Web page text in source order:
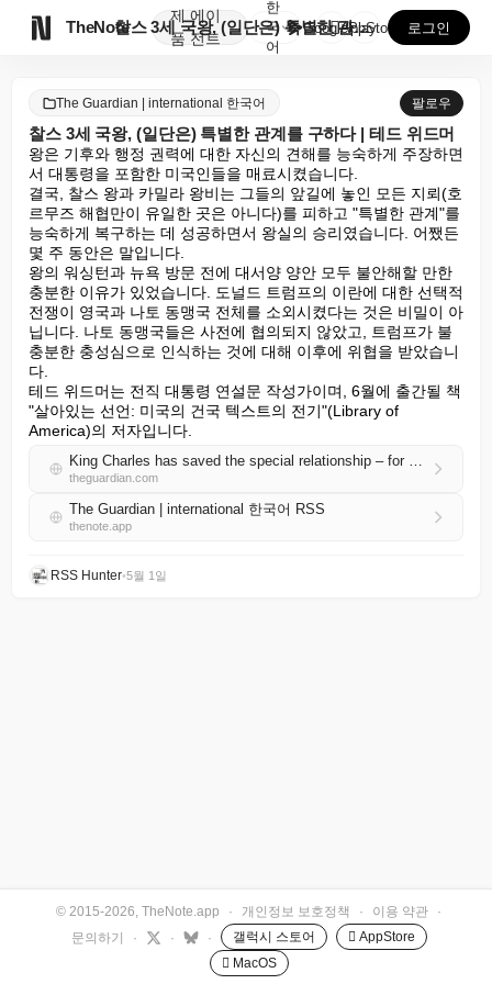
TheNote
제
품
에이
전트
찰스 3세 국왕, (일단은) 특별한 관계를 구하다 | ...
한
국
어
GooglePlay
AppStore 로그인
The Guardian | international 한국어 팔로우
찰스 3세 국왕, (일단은) 특별한 관계를 구하다 | 테드 위드머
왕은 기후와 행정 권력에 대한 자신의 견해를 능숙하게 주장하면
서 대통령을 포함한 미국인들을 매료시켰습니다.
결국, 찰스 왕과 카밀라 왕비는 그들의 앞길에 놓인 모든 지뢰(호
르무즈 해협만이 유일한 곳은 아니다)를 피하고 "특별한 관계"를
능숙하게 복구하는 데 성공하면서 왕실의 승리였습니다. 어쨌든
몇 주 동안은 말입니다.
왕의 워싱턴과 뉴욕 방문 전에 대서양 양안 모두 불안해할 만한
충분한 이유가 있었습니다. 도널드 트럼프의 이란에 대한 선택적
전쟁이 영국과 나토 동맹국 전체를 소외시켰다는 것은 비밀이 아
닙니다. 나토 동맹국들은 사전에 협의되지 않았고, 트럼프가 불
충분한 충성심으로 인식하는 것에 대해 이후에 위협을 받았습니
다.
테드 위드머는 전직 대통령 연설문 작성가이며, 6월에 출간될 책
"살아있는 선언: 미국의 건국 텍스트의 전기"(Library of
America)의 저자입니다.
King Charles has saved the special relationship – for now | Ted Widmer
theguardian.com
The Guardian | international 한국어 RSS
thenote.app
RSS Hunter•5월 1일
© 2015-2026, TheNote.app · 개인정보 보호정책 · 이용 약관
·
문의하기
· · · 갤럭시 스토어
 AppStore
 MacOS